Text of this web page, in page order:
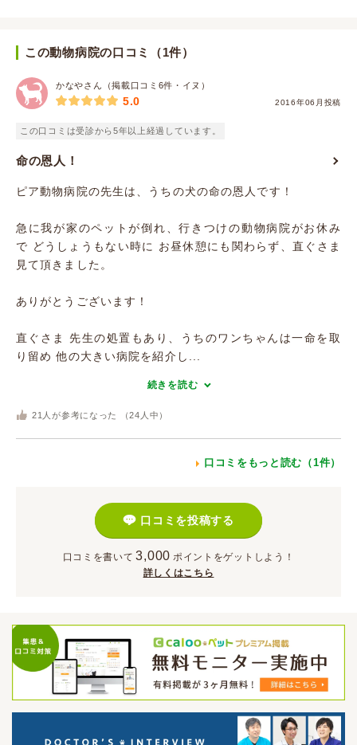
この動物病院の口コミ（1件）
かなやさん（掲載口コミ6件・イヌ）
2016年06月投稿
5.0
この口コミは受診から5年以上経過しています。
命の恩人！
ピア動物病院の先生は、うちの犬の命の恩人です！
急に我が家のペットが倒れ、行きつけの動物病院がお休み
で どうしょうもない時に お昼休憩にも関わらず、直ぐさま
見て頂きました。
ありがとうございます！
直ぐさま 先生の処置もあり、うちのワンちゃんは一命を取
り留め 他の大きい病院を紹介し...
続きを読む
21 人が参考になった （24 人中）
口コミをもっと読む（1件）
口コミを投稿する
口コミを書いて 3,000 ポイント をゲットしよう！
詳しくはこちら